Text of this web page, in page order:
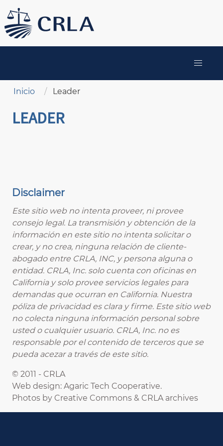
Pasar
al
contenido
Sobrescribir enlaces de ayuda a la navegación
Inicio Leader
LEADER
Disclaimer
Este sitio web no intenta proveer, ni provee
consejo legal. La transmisión y obtención de la
información en este sitio no intenta solicitar o
crear, y no crea, ninguna relación de cliente-
abogado entre CRLA, INC, y persona alguna o
entidad. CRLA, Inc. solo cuenta con oficinas en
California y solo provee servicios legales para
demandas que ocurran en California. Nuestra
póliza de privacidad es clara y firme. Este sitio web
no colecta ninguna información personal sobre
usted o cualquier usuario. CRLA, Inc. no es
responsable por el contenido de terceros que se
pueda acezar a través de este sitio.
© 2011 - CRLA
Web design: Agaric Tech Cooperative.
Photos by Creative Commons & CRLA archives